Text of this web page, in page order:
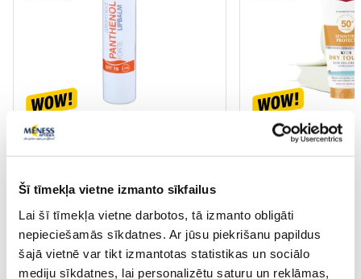
Šī tīmekļa vietne izmanto sīkfailus
Lai šī tīmekļa vietne darbotos, tā izmanto obligāti
nepieciešamās sīkdatnes. Ar jūsu piekrišanu papildus
šajā vietnē var tikt izmantotas statistikas un sociālo
mediju sīkdatnes, lai personalizētu saturu un reklāmas,
ALTERMED Panthenol Forte SPF
15 lūpu balzams, 1 gab.
Pirkt
30 dienu zemākā cena: 3.30 €
EUCERIN Kids Dry
krēms-gels, 200 ml
Standarta cena: 33.99 €